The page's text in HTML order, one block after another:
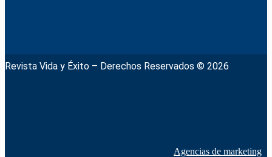
Revista Vida y Éxito – Derechos Reservados © 2026
Agencias de marketing